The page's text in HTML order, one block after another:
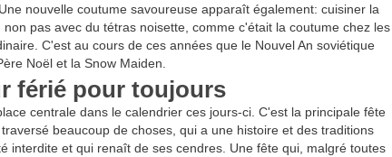
nouvelle coutume savoureuse apparaît également: cuisiner la
pas avec du tétras noisette, comme c'était la coutume chez les
C'est au cours de ces années que le Nouvel An soviétique
Noël et la Snow Maiden.
férié pour toujours
centrale dans le calendrier ces jours-ci. C'est la principale fête
beaucoup de choses, qui a une histoire et des traditions
interdite et qui renaît de ses cendres. Une fête qui, malgré toutes